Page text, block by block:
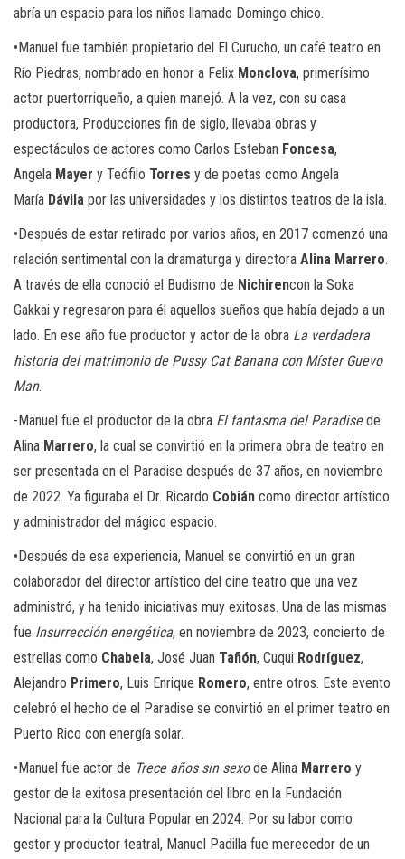
abría un espacio para los niños llamado Domingo chico.
•Manuel fue también propietario del El Curucho, un café teatro en
Río Piedras, nombrado en honor a Felix Monclova, primerísimo
actor puertorriqueño, a quien manejó. A la vez, con su casa
productora, Producciones fin de siglo, llevaba obras y
espectáculos de actores como Carlos Esteban Foncesa,
Angela Mayer y Teófilo Torres y de poetas como Angela
María Dávila por las universidades y los distintos teatros de la isla.
•Después de estar retirado por varios años, en 2017 comenzó una
relación sentimental con la dramaturga y directora Alina Marrero.
A través de ella conoció el Budismo de Nichirencon la Soka
Gakkai y regresaron para él aquellos sueños que había dejado a un
lado. En ese año fue productor y actor de la obra La verdadera
historia del matrimonio de Pussy Cat Banana con Míster Guevo
Man.
-Manuel fue el productor de la obra El fantasma del Paradisede
Alina Marrero, la cual se convirtió en la primera obra de teatro en
ser presentada en el Paradise después de 37 años, en noviembre
de 2022. Ya figuraba el Dr. Ricardo Cobián como director artístico
y administrador del mágico espacio.
•Después de esa experiencia, Manuel se convirtió en un gran
colaborador del director artístico del cine teatro que una vez
administró, y ha tenido iniciativas muy exitosas. Una de las mismas
fue Insurrección energética, en noviembre de 2023, concierto de
estrellas como Chabela, José Juan Tañón, Cuqui Rodríguez,
Alejandro Primero, Luis Enrique Romero, entre otros. Este evento
celebró el hecho de el Paradise se convirtió en el primer teatro en
Puerto Rico con energía solar.
•Manuel fue actor de Trece años sin sexode Alina Marrero y
gestor de la exitosa presentación del libro en la Fundación
Nacional para la Cultura Popular en 2024. Por su labor como
gestor y productor teatral, Manuel Padilla fue merecedor de un